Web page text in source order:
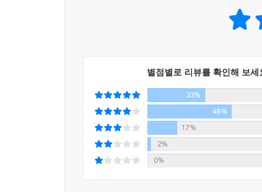
살찌지 않으려면 어떤 안주를 먹어야 하나?
8. 패스팅은 해독 다이어트이다
패스팅이 우리 몸의 독소를 해독한다
패스팅은 체지방을 연소시키는 능력을 키운다
방법으로 접근해야 원하는 결과를 얻을 수 있다.
효과를 노리기보다는 생활화하는 게 중요하다
■ 추천글
건강하게 살을 빼는 올바른 다이어트법
별점별로 리뷰를 확인해 보세
33%
48%
17%
2%
0%